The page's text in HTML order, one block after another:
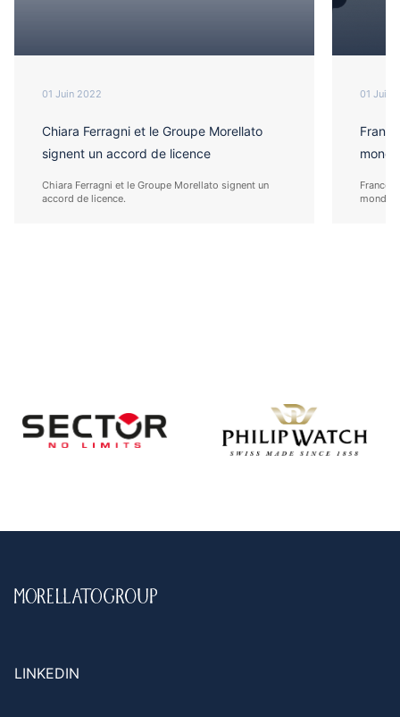
01 Juin 2022
Chiara Ferragni et le Groupe Morellato
signent un accord de licence
Chiara Ferragni et le Groupe Morellato signent un
accord de licence.
01 Juin
Franco
mondial
LINKEDIN